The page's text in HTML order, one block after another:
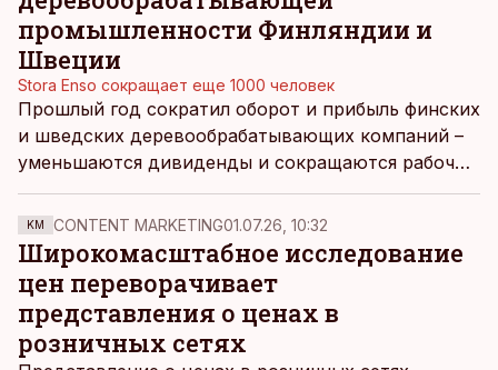
промышленности Финляндии и
Швеции
Stora Enso сокращает еще 1000 человек
Прошлый год сократил оборот и прибыль финских
и шведских деревообрабатывающих компаний –
уменьшаются дивиденды и сокращаются рабочие
места.
KM CONTENT MARKETING01.07.26, 10:32
Широкомасштабное исследование
цен переворачивает
представления о ценах в
розничных сетях